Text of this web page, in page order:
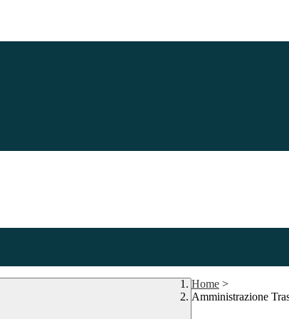
Home >
Amministrazione